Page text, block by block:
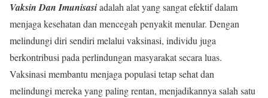
Vaksin Dan Imunisasiadalah alat yang sangat efektif dalam
menjaga kesehatan dan mencegah penyakit menular. Dengan
melindungi diri sendiri melalui vaksinasi, individu juga
berkontribusi pada perlindungan masyarakat secara luas.
Vaksinasi membantu menjaga populasi tetap sehat dan
melindungi mereka yang paling rentan, menjadikannya salah satu